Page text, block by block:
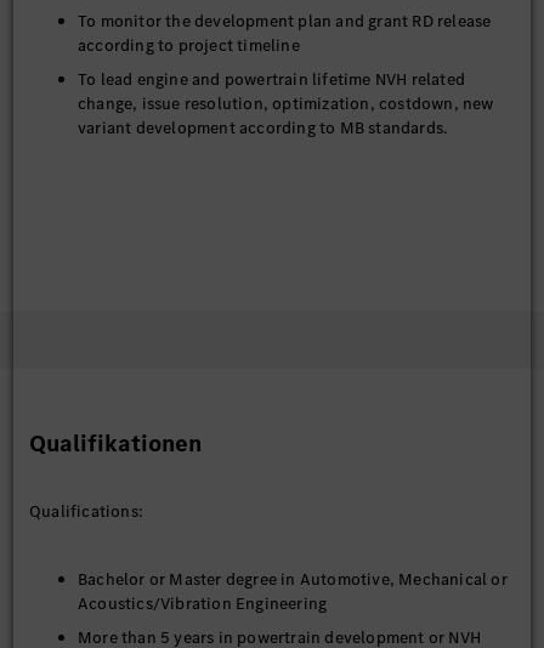
To monitor the development plan and grant RD release
according to project timeline
To lead engine and powertrain lifetime NVH related
change, issue resolution, optimization, costdown, new
variant development according to MB standards.
Qualifikationen
Qualifications:
Bachelor or Master degree in Automotive, Mechanical or
Acoustics/Vibration Engineering
More than 5 years in powertrain development or NVH